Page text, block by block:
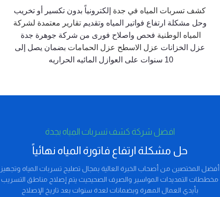
كشف تسربات المياه في جدة إلكترونياً بدون تكسير أو تخريب
وحل مشكلة ارتفاع فواتير المياه وتقديمتقارير معتمدة لشركة
المياه الوطنية فحص واصلاح فورى من شركة جوهرة جدة
عزل الخزانات عزل الاسطح عزل الحمامات بضمان يصل إلى
10 سنوات على العوازل المائيه الحراريه
افضل شركة كشف تسربات المياه بجدة
حل مشكلة ارتفاع فاتورة المياه نهائياً
أفضل المختصين من أصحاب الخبرة العالية بمجال تصليح تسربات المياه وتجهيز
مخططات التمديدات المواسير والصرف الصحيحيث يتم إصلاح مناطق التسريب
بأيدي العمال المهرة وبضمانات لعدة سنوات بعد تاريخ الإصلاح